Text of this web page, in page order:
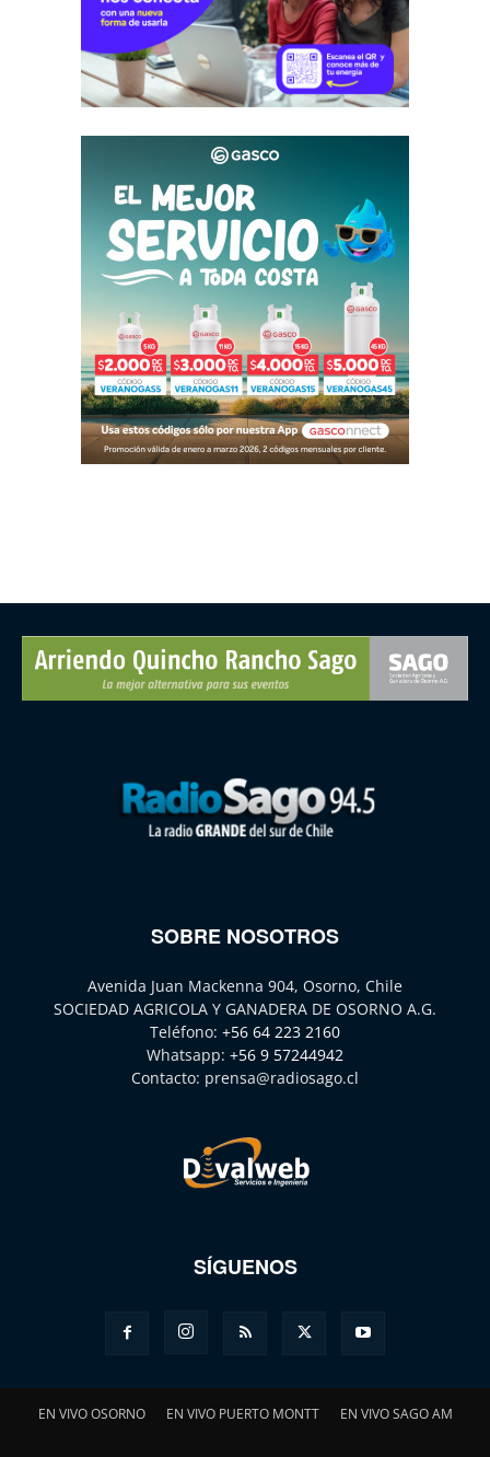
SOBRE NOSOTROS
Avenida Juan Mackenna 904, Osorno, Chile
SOCIEDAD AGRICOLA Y GANADERA DE OSORNO A.G.
Teléfono: +56 64 223 2160
Whatsapp: +56 9 57244942
Contacto: prensa@radiosago.cl
SÍGUENOS
EN VIVO OSORNO EN VIVO PUERTO MONTT EN VIVO SAGO AM